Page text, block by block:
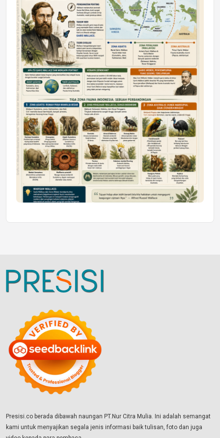
Astra Motor Kalimantan Timur 2 Dukung
Mahasiswa Samarinda dalam Astra
Honda SDGs Future Leaders 2026
Jumat, 10 Jul 2026 19:01
Presisi.co berada dibawah naungan PT.Nur Citra Mulia. Ini adalah semangat
kami untuk menyajikan segala jenis informasi baik tulisan, foto dan juga